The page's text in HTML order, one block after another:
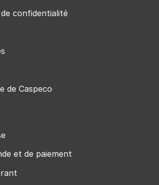
confidentialité
de Caspeco
et de paiement